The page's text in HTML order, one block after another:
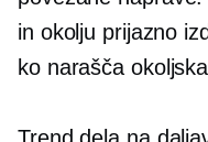
in okolju prijazno
ko narašča